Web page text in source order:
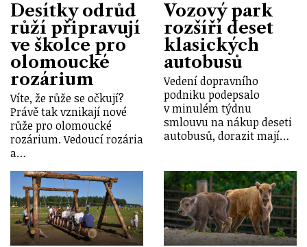
Desítky odrůd
růží připravují
ve školce pro
olomoucké
rozárium
Víte, že růže se očkují?
Právě tak vznikají nové
růže pro olomoucké
rozárium. Vedoucí rozária
a…
Vozový park
rozšíří deset
klasických
autobusů
Vedení dopravního
podniku podepsalo
v minulém týdnu
smlouvu na nákup deseti
autobusů, dorazit mají…